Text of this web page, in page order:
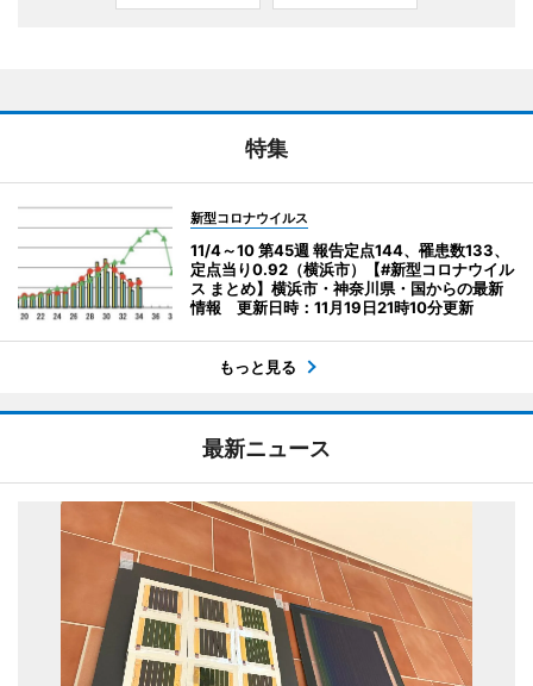
特集
新型コロナウイルス
11/4～10 第45週 報告定点144、罹患数133、
定点当り0.92（横浜市）【#新型コロナウイル
ス まとめ】横浜市・神奈川県・国からの最新
情報 更新日時：11月19日21時10分更新
もっと見る
最新ニュース